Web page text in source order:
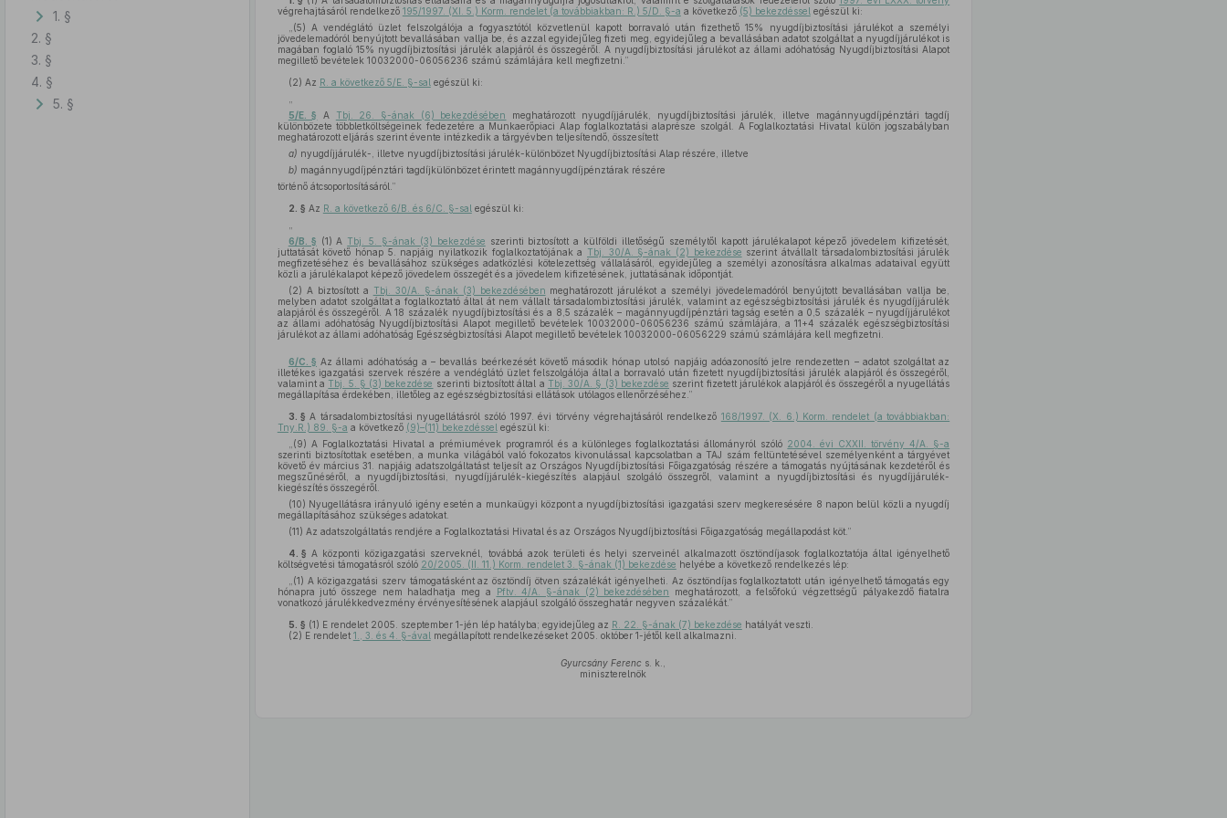
1. §
2. §
3. §
4. §
5. §
végrehajtásáról rendelkező 195/1997. (XI. 5.) Korm. rendelet (a továbbiakban: R.) 5/D. §-a a következő (5) bekezdéssel egészül ki:
„(5) A vendéglátó üzlet felszolgálója a fogyasztótól közvetlenül kapott borravaló után fizethető 15% nyugdíjbiztosítási járulékot a személyi
jövedelemadóról benyújtott bevallásában vallja be, és azzal egyidejűleg fizeti meg, egyidejűleg a bevallásában adatot szolgáltat a nyugdíjjárulékot is
magában foglaló 15% nyugdíjbiztosítási járulék alapjáról és összegéről. A nyugdíjbiztosítási járulékot az állami adóhatóság Nyugdíjbiztosítási Alapot
megillető bevételek 10032000-06056236 számú számlájára kell megfizetni.”
(2) Az R. a következő 5/E. §-sal egészül ki:
5/E. §
A Tbj. 26. §-ának (6) bekezdésében
meghatározott nyugdíjjárulék, nyugdíjbiztosítási járulék, illetve magánnyugdíjpénztári tagdíj
különbözete többletköltségeinek fedezetére a Munkaerőpiaci Alap foglalkoztatási alaprésze szolgál. A Foglalkoztatási Hivatal külön jogszabályban
meghatározott eljárás szerint évente intézkedik a tárgyévben teljesítendő, összesített
a) nyugdíjjárulék-, illetve nyugdíjbiztosítási járulék-különbözet Nyugdíjbiztosítási Alap részére, illetve
b) magánnyugdíjpénztári tagdíjkülönbözet érintett magánnyugdíjpénztárak részére
történő átcsoportosításáról.”
2. § Az R. a következő 6/B. és 6/C. §-sal egészül ki:
6/B. § (1) A Tbj. 5. §-ának (3) bekezdése szerinti biztosított a külföldi illetőségű személytől kapott járulékalapot képező jövedelem kifizetését,
juttatását követő hónap 5. napjáig nyilatkozik foglalkoztatójának a Tbj. 30/A. §-ának (2) bekezdése szerint átvállalt társadalombiztosítási járulék
megfizetéséhez és bevallásához szükséges adatközlési kötelezettség vállalásáról, egyidejűleg a személyi azonosításra alkalmas adataival együtt
közli a járulékalapot képező jövedelem összegét és a jövedelem kifizetésének, juttatásának időpontját.
(2) A biztosított a Tbj. 30/A. §-ának (3) bekezdésében meghatározott járulékot a személyi jövedelemadóról benyújtott bevallásában vallja be,
melyben adatot szolgáltat a foglalkoztató által át nem vállalt társadalombiztosítási járulék, valamint az egészségbiztosítási járulék és nyugdíjjárulék
alapjáról és összegéről. A 18 százalék nyugdíjbiztosítási és a 8,5 százalék – magánnyugdíjpénztári tagság esetén a 0,5 százalék – nyugdíjjárulékot
az állami adóhatóság Nyugdíjbiztosítási Alapot megillető bevételek 10032000-06056236 számú számlájára, a 11+4 százalék egészségbiztosítási
járulékot az állami adóhatóság Egészségbiztosítási Alapot megillető bevételek 10032000-06056229 számú számlájára kell megfizetni.
6/C. § Az állami adóhatóság a – bevallás beérkezését követő második hónap utolsó napjáig adóazonosító jelre rendezetten – adatot szolgáltat az
illetékes igazgatási szervek részére a vendéglátó üzlet felszolgálója által a borravaló után fizetett nyugdíjbiztosítási járulék alapjáról és összegéről,
valamint a Tbj. 5. § (3) bekezdése szerinti biztosított által a Tbj. 30/A. § (3) bekezdése szerint fizetett járulékok alapjáról és összegéről a nyugellátás
megállapítása érdekében, illetőleg az egészségbiztosítási ellátások utólagos ellenőrzéséhez.”
3. § A társadalombiztosítási nyugellátásról szóló 1997. évi törvény végrehajtásáról rendelkező 168/1997. (X. 6.) Korm. rendelet (a továbbiakban:
Tny.R.) 89. §-a a következő (9)–(11) bekezdéssel egészül ki:
„(9) A Foglalkoztatási Hivatal a prémiumévek programról és a különleges foglalkoztatási állományról szóló 2004. évi CXXII. törvény 4/A. §-a
szerinti biztosítottak esetében, a munka világából való fokozatos kivonulással kapcsolatban a TAJ szám feltüntetésével személyenként a tárgyévet
követő év március 31. napjáig adatszolgáltatást teljesít az Országos Nyugdíjbiztosítási Főigazgatóság részére a támogatás nyújtásának kezdetéről és
megszűnéséről, a nyugdíjbiztosítási, nyugdíjjárulék-kiegészítés alapjául szolgáló összegről, valamint a nyugdíjbiztosítási és nyugdíjjárulék-
kiegészítés összegéről.
(10) Nyugellátásra irányuló igény esetén a munkaügyi központ a nyugdíjbiztosítási igazgatási szerv megkeresésére 8 napon belül közli a nyugdíj
megállapításához szükséges adatokat.
(11) Az adatszolgáltatás rendjére a Foglalkoztatási Hivatal és az Országos Nyugdíjbiztosítási Főigazgatóság megállapodást köt.”
4. § A központi közigazgatási szerveknél, továbbá azok területi és helyi szerveinél alkalmazott ösztöndíjasok foglalkoztatója által igényelhető
költségvetési támogatásról szóló 20/2005. (II. 11.) Korm. rendelet 3. §-ának (1) bekezdése helyébe a következő rendelkezés lép:
„(1) A közigazgatási szerv támogatásként az ösztöndíj ötven százalékát igényelheti. Az ösztöndíjas foglalkoztatott után igényelhető támogatás egy
hónapra jutó összege nem haladhatja meg a
Pftv. 4/A. §-ának (2) bekezdésében meghatározott, a felsőfokú végzettségű pályakezdő fiatalra
vonatkozó járulékkedvezmény érvényesítésének alapjául szolgáló összeghatár negyven százalékát.”
5. § (1) E rendelet 2005. szeptember 1-jén lép hatályba; egyidejűleg az R. 22. §-ának (7) bekezdése hatályát veszti.
(2) E rendelet 1., 3. és 4. §-ával megállapított rendelkezéseket 2005. október 1-jétől kell alkalmazni.
Gyurcsány Ferenc s. k.,
miniszterelnök